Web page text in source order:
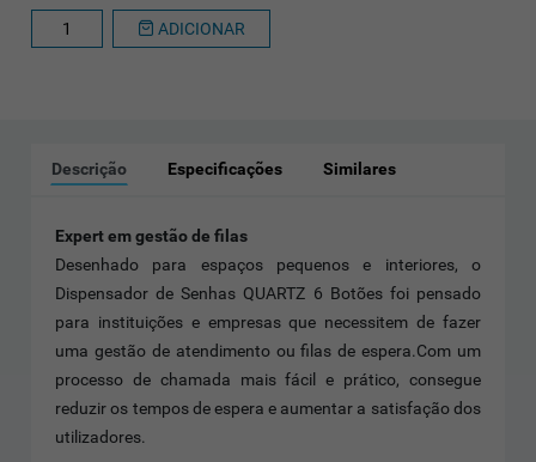
ADICIONAR
Descrição Especificações Similares
Expert em gestão de filas
Desenhado para espaços pequenos e interiores, o
Dispensador de Senhas QUARTZ 6 Botões foi pensado
para instituições e empresas que necessitem de fazer
uma gestão de atendimento ou filas de espera.Com um
processo de chamada mais fácil e prático, consegue
reduzir os tempos de espera e aumentar a satisfação dos
utilizadores.